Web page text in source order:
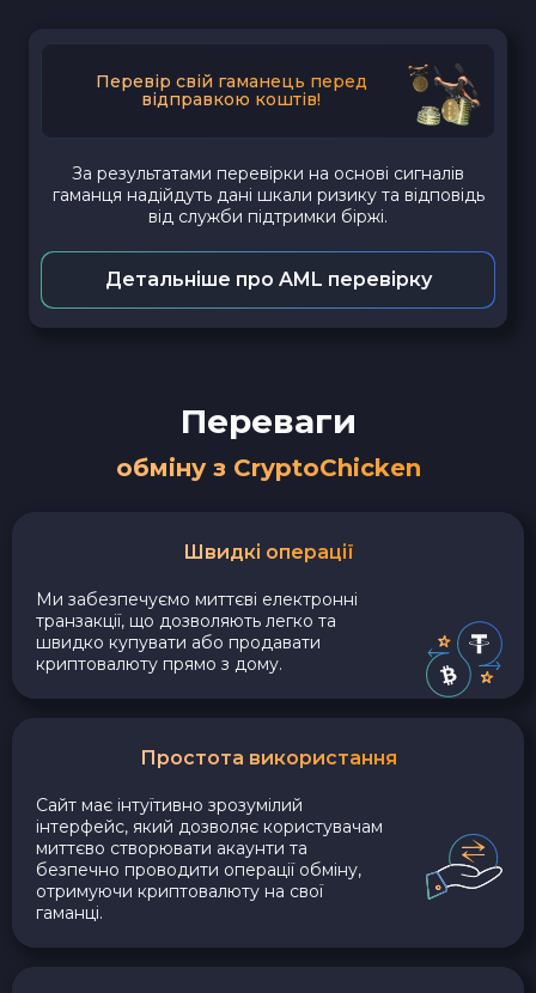
Перевір свій гаманець перед
відправкою коштів!
За результатами перевірки на основі сигналів
гаманця надійдуть дані шкали ризику та відповідь
від служби підтримки біржі.
Детальніше про AML перевірку
Переваги
обміну з CryptoChicken
Швидкі операції
Ми забезпечуємо миттєві електронні
транзакції, що дозволяють легко та
швидко купувати або продавати
криптовалюту прямо з дому.
Простота використання
Сайт має інтуїтивно зрозумілий
інтерфейс, який дозволяє користувачам
миттєво створювати акаунти та
безпечно проводити операції обміну,
отримуючи криптовалюту на свої
гаманці.